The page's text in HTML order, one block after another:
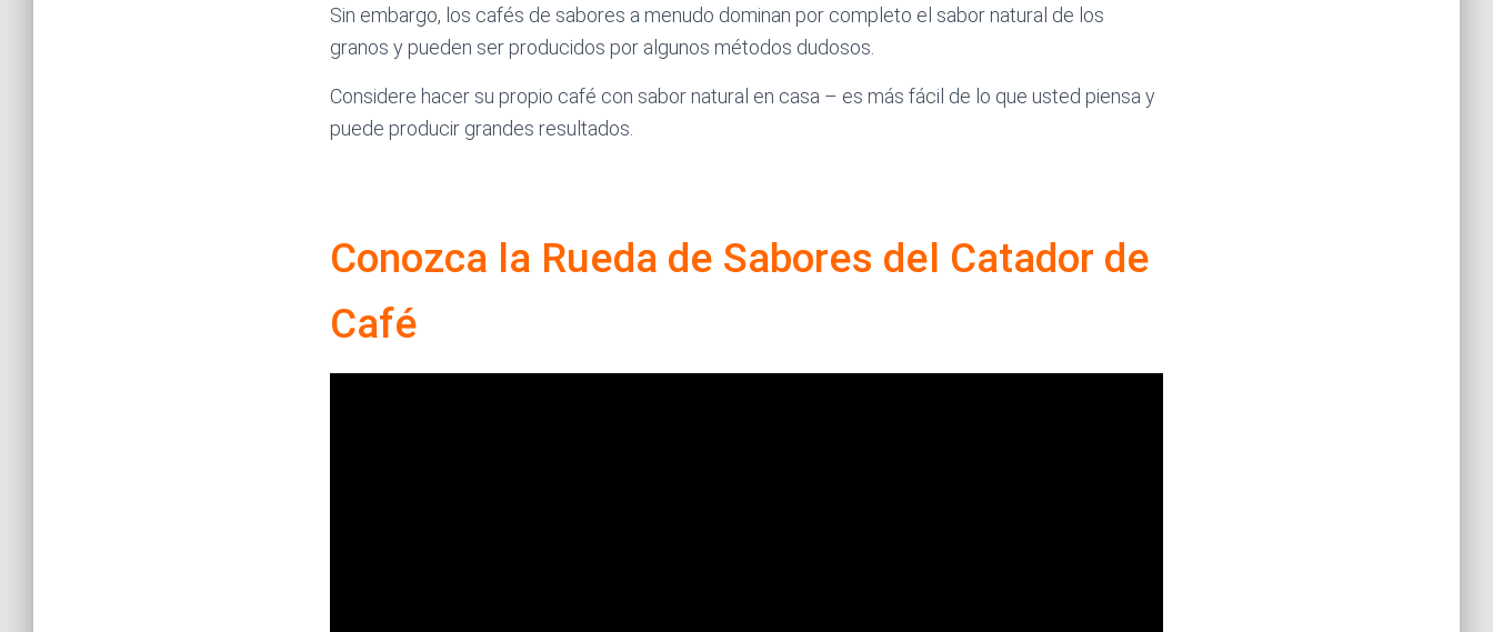
Sin embargo, los cafés de sabores a menudo dominan por completo el sabor natural de los
granos y pueden ser producidos por algunos métodos dudosos.
Considere hacer su propio café con sabor natural en casa – es más fácil de lo que usted piensa y
puede producir grandes resultados.
Conozca la Rueda de Sabores del Catador de
Café